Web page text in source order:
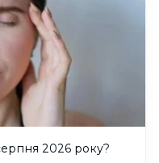
2026 року?